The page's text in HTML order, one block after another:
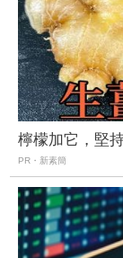
檸檬加它，堅
PR・新素簡